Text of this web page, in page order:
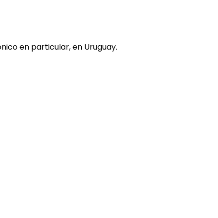
en particular, en Uruguay.